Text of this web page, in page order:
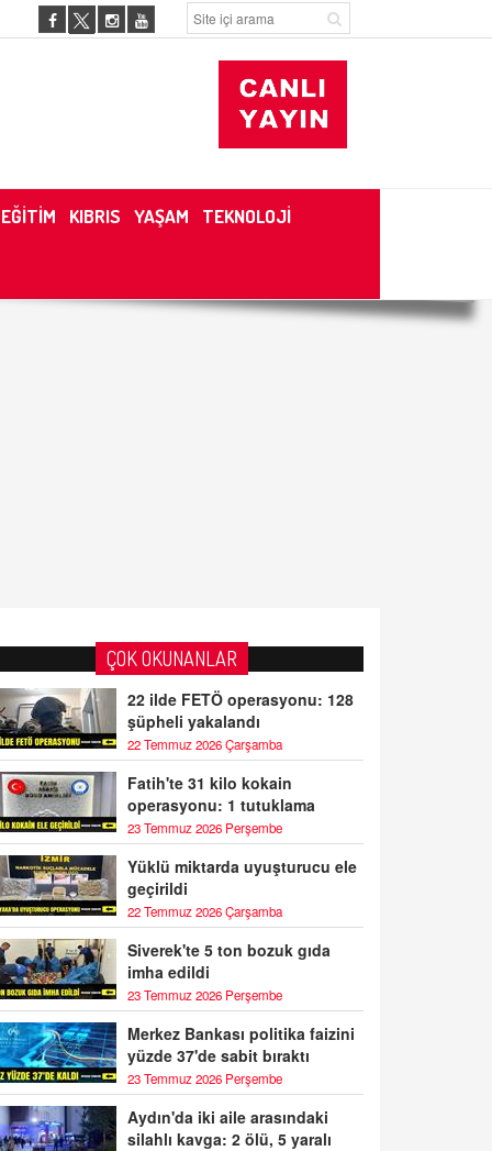
EĞİTİM KIBRIS YAŞAM TEKNOLOJİ
ÇOK OKUNANLAR
22 ilde FETÖ operasyonu: 128
şüpheli yakalandı
22 Temmuz 2026 Çarşamba
Fatih'te 31 kilo kokain
operasyonu: 1 tutuklama
23 Temmuz 2026 Perşembe
Yüklü miktarda uyuşturucu ele
geçirildi
22 Temmuz 2026 Çarşamba
Siverek'te 5 ton bozuk gıda
imha edildi
23 Temmuz 2026 Perşembe
Merkez Bankası politika faizini
yüzde 37'de sabit bıraktı
23 Temmuz 2026 Perşembe
Aydın'da iki aile arasındaki
silahlı kavga: 2 ölü, 5 yaralı